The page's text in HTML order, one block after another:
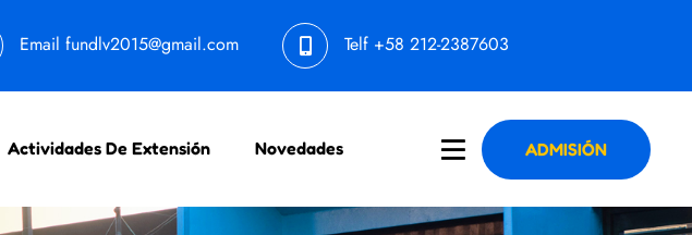
Email fundlv2015@gmail.com Telf +58 212-2387603
Actividades De Extensión Novedades ADMISIÓN